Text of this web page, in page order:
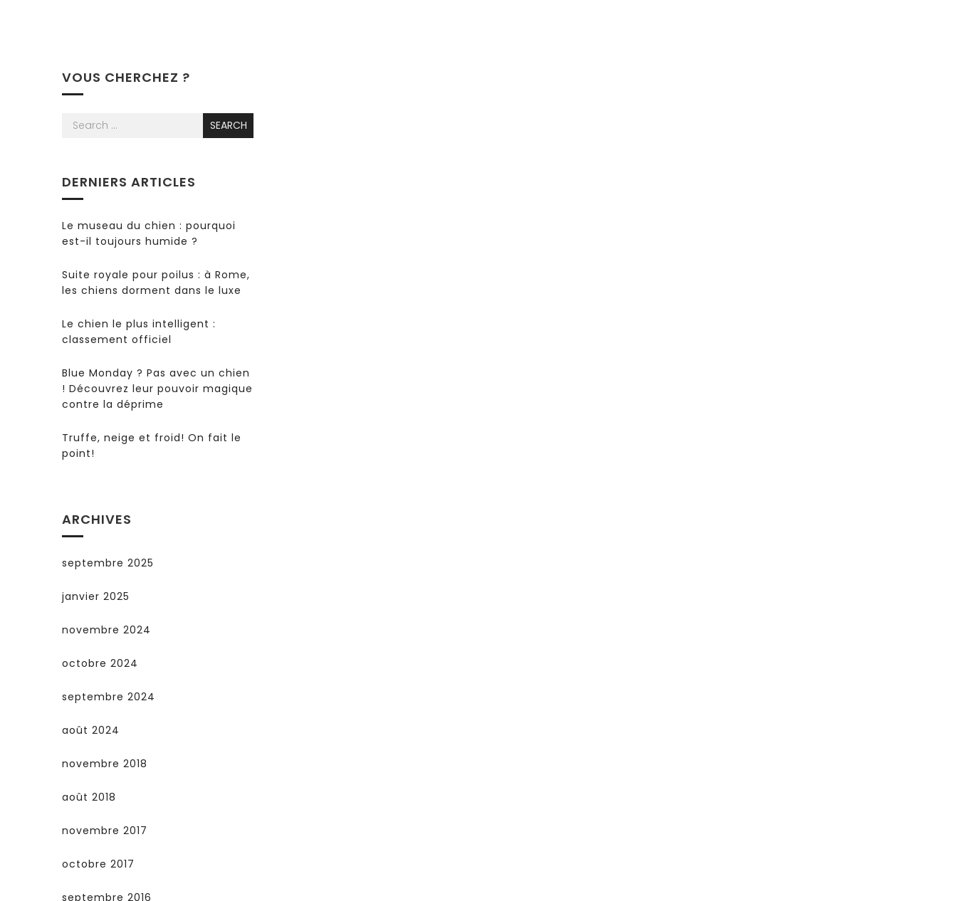
VOUS CHERCHEZ ?
c
h
o
r
SEARCH
DERNIERS ARTICLES
Le museau du chien : pourquoi
est-il toujours humide ?
Suite royale pour poilus : à Rome,
les chiens dorment dans le luxe
Le chien le plus intelligent :
classement officiel
Blue Monday ? Pas avec un chien
! Découvrez leur pouvoir magique
contre la déprime
Truffe, neige et froid! On fait le
point!
ARCHIVES
septembre 2025
janvier 2025
novembre 2024
octobre 2024
septembre 2024
août 2024
novembre 2018
août 2018
novembre 2017
octobre 2017
septembre 2016